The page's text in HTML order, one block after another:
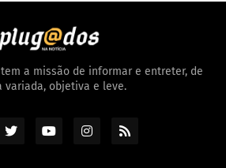
a missão de informar e entreter, de
variada, objetiva e leve.